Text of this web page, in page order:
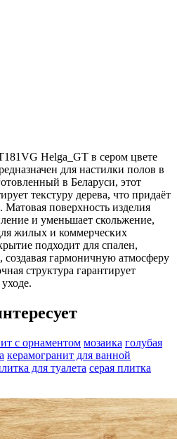
Helga_GT в сером цвете
для настилки полов в
в Беларуси, этот
текстуру дерева, что придаёт
поверхность изделия
и уменьшает скольжение,
жилых и коммерческих
подходит для спален,
гармоничную атмосферу
структура гарантирует
с орнаментом мозаика голубая
керамогранит для ванной
для туалета серая плитка